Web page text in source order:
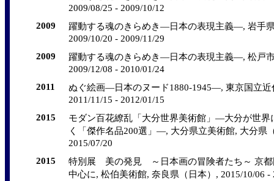
2009/08/25 - 2009/10/12
2009
躍動する魂のきらめき―日本の表現主義―, 岩手
2009/10/20 - 2009/11/29
2009
躍動する魂のきらめき―日本の表現主義―, 松戸
2009/12/08 - 2010/01/24
2011
ぬぐ絵画―日本のヌード1880-1945―, 東京国立近
2011/11/15 - 2012/01/15
2015
モダン百花繚乱「大分世界美術館」―大分が世界
く「傑作名品200選」―, 大分県立美術館, 大分県
2015/07/20
2015
特別展 美の発見 ～日本画の冒険者たち～ 京都
中心に, 松伯美術館, 奈良県（日本）, 2015/10/06 -